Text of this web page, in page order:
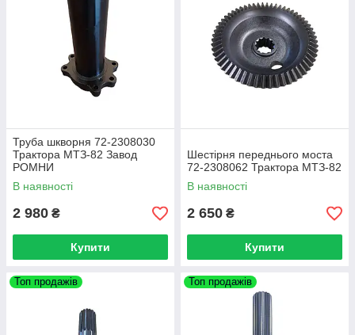
Труба шкворня 72-2308030
Трактора МТЗ-82 Завод
РОМНИ
В наявності
2 980 ₴
Купити
Шестірня переднього моста
72-2308062 Трактора МТЗ-82
В наявності
2 650 ₴
Купити
Топ продажів Топ продажів